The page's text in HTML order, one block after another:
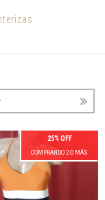
25% OFF
COMPRANDO 2 O MÁS